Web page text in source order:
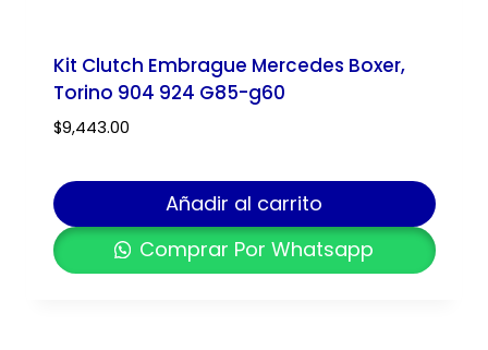
Kit Clutch Embrague Mercedes Boxer,
Torino 904 924 G85-g60
$9,443.00
Añadir al carrito
Comprar Por Whatsapp